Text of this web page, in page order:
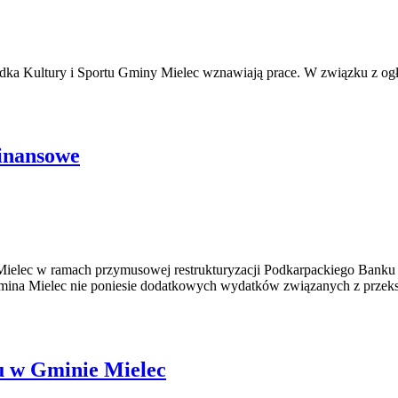
Kultury i Sportu Gminy Mielec wznawiają prace. W związku z
w ramach przymusowej restrukturyzacji Podkarpackiego Banku
Mielec nie poniesie dodatkowych wydatków związanych z
w Gminie Mielec